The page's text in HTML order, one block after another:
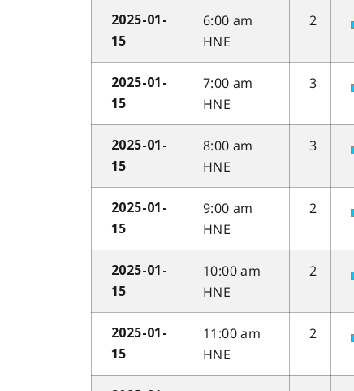
2025-01-
15
6:00 am
HNE
2
2025-01-
15
7:00 am
HNE
3
2025-01-
15
8:00 am
HNE
3
2025-01-
15
9:00 am
HNE
2
2025-01-
15
10:00 am
HNE
2
2025-01-
15
11:00 am
HNE
2